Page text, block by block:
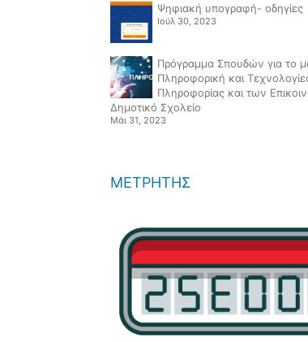
Ψηφιακή υπογραφή- οδηγίες
Ιούλ 30, 2023
Πρόγραμμα Σπουδών για το
Πληροφορική και
Πληροφορίας και των
Δημοτικό Σχολείο
Μάι 31, 2023
ΜΕΤΡΗΤΉΣ